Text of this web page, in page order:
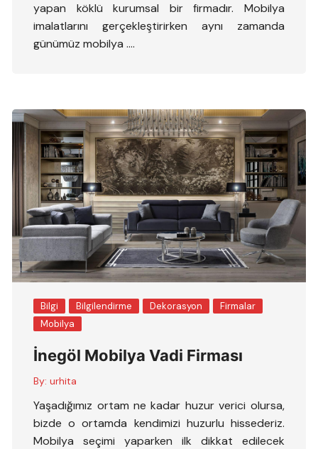
yapan köklü kurumsal bir firmadır. Mobilya
imalatlarını gerçekleştirirken aynı zamanda
günümüz mobilya ….
Bilgi Bilgilendirme Dekorasyon
Firmalar
Mobilya
İnegöl Mobilya Vadi Firması
By: urhita
Yaşadığımız ortam ne kadar huzur verici olursa,
bizde o ortamda kendimizi huzurlu hissederiz.
Mobilya seçimi yaparken ilk dikkat edilecek